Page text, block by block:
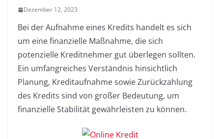
Dezember 12, 2023
Bei der Aufnahme eines Kredits handelt es sich
um eine finanzielle Maßnahme, die sich
potenzielle Kreditnehmer gut überlegen sollten.
Ein umfangreiches Verständnis hinsichtlich
Planung, Kreditaufnahme sowie Zurückzahlung
des Kredits sind von großer Bedeutung, um
finanzielle Stabilität gewährleisten zu können.